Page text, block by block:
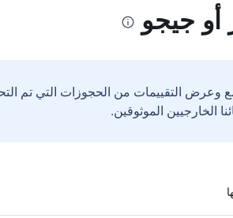
أو جيجو
وعرض التقييمات من الحجوزات التي تم